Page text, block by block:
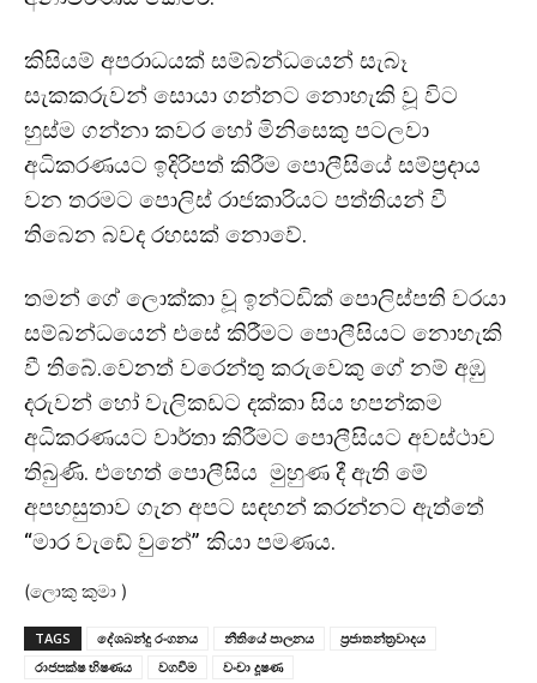
කිසියම් අපරාධයක් සම්බන්ධයෙන් සැබෑ
සැකකරුවන් සොයා ගන්න⁣ට නොහැකි වූ විට
හුස්ම ගන්නා කවර හෝ මිනිසෙකු පටලවා
අධිකරණයට ඉදිරිපත් කිරීම පොලීසියේ සම්ප්‍රදාය
වන තරමට පොලිස් රාජකාරියට පත්තියන් වී
තිබෙන බවද රහසක් නොවේ.
තමන් ගේ ලොක්කා වූ ඉන්ටඩික් පොලිස්පති වරයා
සම්බන්ධයෙන් එසේ කිරීමට පොලීසියට නොහැකි
වී තිබේ.වෙනත් වරෙන්තු කරුවෙකු ගේ නම් අඹු
දරුවන් හෝ වැලිකඩට දක්කා සිය හපන්කම
අධිකරණයට වාර්තා කිරීමට පොලීසිය⁣ට අවස්ථාව
තිබුණි. එහෙත් පොලීසිය මුහුණ දී ඇති මේ
අපහසුතාව ගැන අපට සඳහන් කරන්නට ඇත්තේ
“මාර වැඩේ වුනේ” කියා පමණය.
(ලොකු කුමා )
TAGS දේශබන්දු රංගනය නීතියේ පාලනය
ප්‍රජාතන්ත්‍රවාදය
රාජපක්ෂ භිෂණය
වගවීම වංචා දූෂණ